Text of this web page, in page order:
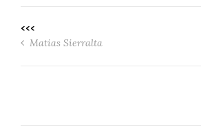
<<<
Matias Sierralta